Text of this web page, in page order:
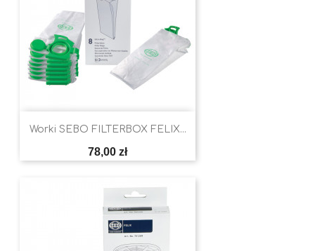
Worki SEBO FILTERBOX FELIX...
Cena
78,00 zł